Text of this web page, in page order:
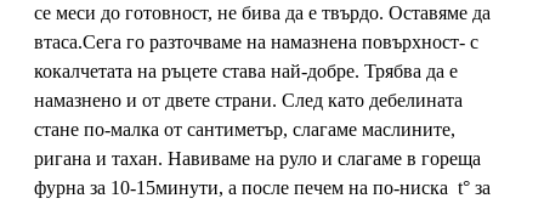
се меси до готовност, не бива да е твърдо. Оставяме да
втаса.Сега го разточваме на намазнена повърхност- с
кокалчетата на ръцете става най-добре. Трябва да е
намазнено и от двете страни. След като дебелината
стане по-малка от сантиметър, слагаме маслините,
риганa и тахан. Навиваме на руло и слагаме в гореща
фурна за 10-15минути, а после печем на по-ниска t° за